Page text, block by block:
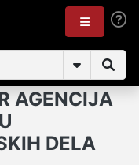
AGENCIJA
DELA